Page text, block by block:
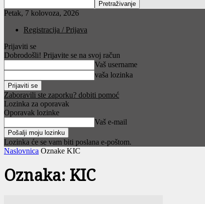
Petak, 7 kolovoza, 2026
Registracija / Prijava
Prijaviti se
Dobrodošli! Prijavite se na svoj račun
Vaš username
vaša lozinka
Zaboravili ste zaporku? dobiti pomoć
Lozinka za oporavak
Oporavak lozinke
Vaš e-mail
Lozinka će se vam biti poslana e-poštom.
Naslovnica Oznake KIC
Oznaka: KIC